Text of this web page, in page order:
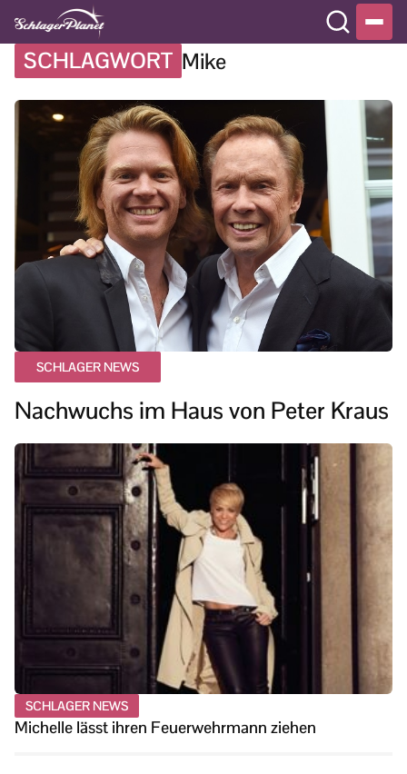
SCHLAGWORT Mike
SCHLAGER NEWS
Nachwuchs im Haus von Peter Kraus
SCHLAGER NEWS
Michelle lässt ihren Feuerwehrmann ziehen